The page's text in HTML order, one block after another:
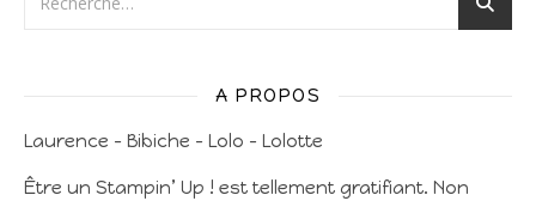
A PROPOS
Laurence – Bibiche – Lolo – Lolotte
Être un Stampin’ Up ! est tellement gratifiant. Non